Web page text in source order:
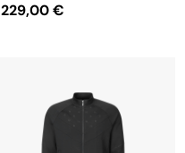
229,00 €